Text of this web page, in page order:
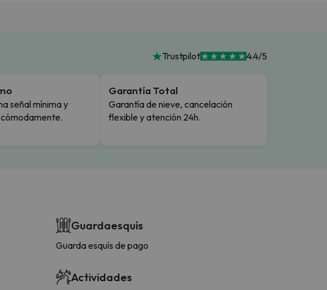
Trustpilot 4.4/5
señal mínima y
Garantía Total
Garantía de nieve, cancelación
flexible y atención 24h.
Guardaesquís
Guarda esquís de pago
Actividades